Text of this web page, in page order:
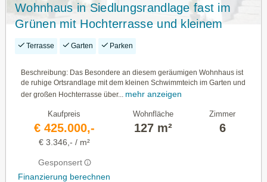
Wohnhaus in Siedlungsrandlage fast im
Grünen mit Hochterrasse und kleinem
Schwimmteich
Terrasse Garten Parken
Beschreibung: Das Besondere an diesem geräumigen Wohnhaus ist
de ruhige Ortsrandlage mit dem kleinen Schwimmteich im Garten und
der großen Hochterrasse über...
mehr anzeigen
Kaufpreis
€ 425.000,-
€ 3.346,- / m²
Gesponsert
Finanzierung berechnen
Wohnfläche
127 m²
Zimmer
6